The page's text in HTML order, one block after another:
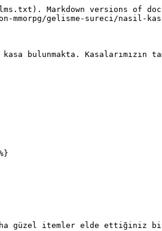
Markdown versions of
mmorpg/gelisme-sureci/nasil-
kasa bulunmakta.
güzel itemler elde ettiğiniz